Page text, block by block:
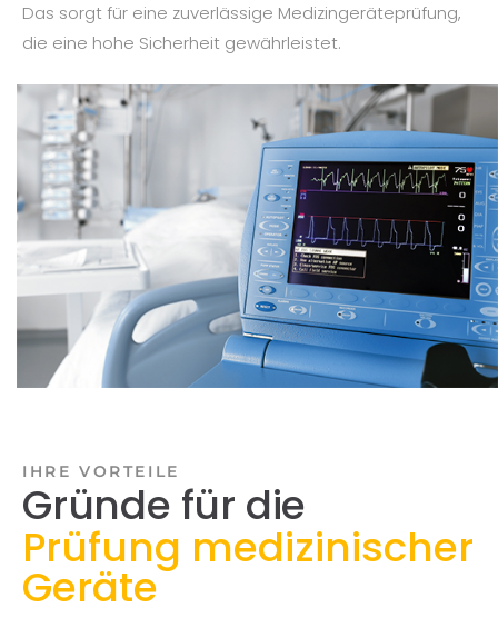
Das sorgt für eine zuverlässige Medizingeräteprüfung,
die eine hohe Sicherheit gewährleistet.
IHRE VORTEILE
Gründe für die
Prüfung medizinischer
Geräte